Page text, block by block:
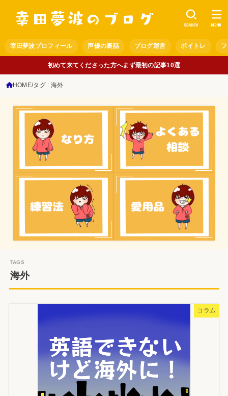
幸田夢波プロフィール 声優の裏話 ブログ運営 ボイトレ
SEARCH MENU
初めて来てくださった方へまず最初の記事10選
HOME タグ : 海外
海外
コラム